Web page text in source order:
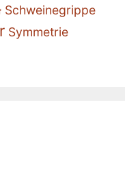
Schweinegrippe
Symmetrie